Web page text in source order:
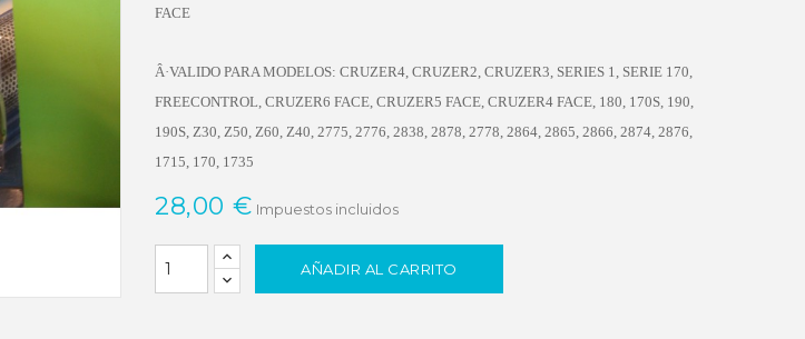
FACE
Â·VALIDO PARA MODELOS: CRUZER4, CRUZER2, CRUZER3, SERIES 1, SERIE 170,
FREECONTROL, CRUZER6 FACE, CRUZER5 FACE, CRUZER4 FACE, 180, 170S, 190,
190S, Z30, Z50, Z60, Z40, 2775, 2776, 2838, 2878, 2778, 2864, 2865, 2866, 2874, 2876,
1715, 170, 1735
28,00 € Impuestos incluidos
AÑADIR AL CARRITO